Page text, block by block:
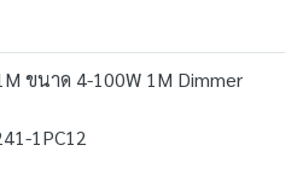
ขนาด 4-100W 1M Dimmer
1PC12